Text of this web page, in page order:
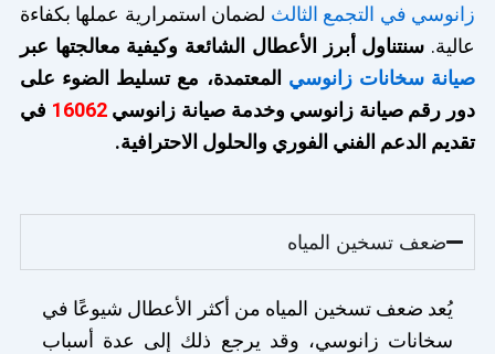
زانوسي في التجمع الثالث لضمان استمرارية عملها بكفاءة
عالية. سنتناول أبرز الأعطال الشائعة وكيفية معالجتها عبر
صيانة سخانات زانوسي المعتمدة، مع تسليط الضوء على
دور رقم صيانة زانوسي وخدمة صيانة زانوسي16062 في
تقديم الدعم الفني الفوري والحلول الاحترافية.
ضعف تسخين المياه
يُعد ضعف تسخين المياه من أكثر الأعطال شيوعًا في
سخانات زانوسي، وقد يرجع ذلك إلى عدة أسباب